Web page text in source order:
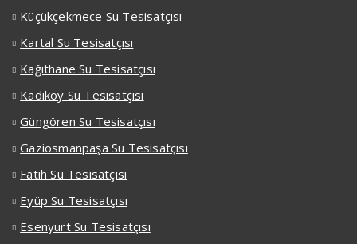
Küçükçekmece Su Tesisatçısı
Kartal Su Tesisatçısı
Kağıthane Su Tesisatçısı
Kadıköy Su Tesisatçısı
Güngören Su Tesisatçısı
Gaziosmanpaşa Su Tesisatçısı
Fatih Su Tesisatçısı
Eyüp Su Tesisatçısı
Esenyurt Su Tesisatçısı